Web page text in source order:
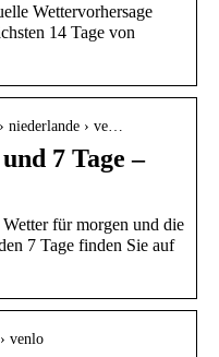
Wettervorhersage
14 Tage von
niederlande › ve…
7 Tage –
für morgen und die
7 Tage finden Sie auf
venlo